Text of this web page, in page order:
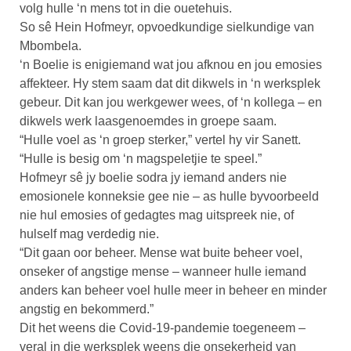
volg hulle ‘n mens tot in die ouetehuis.
So sê Hein Hofmeyr, opvoedkundige sielkundige van
Mbombela.
‘n Boelie is enigiemand wat jou afknou en jou emosies
affekteer. Hy stem saam dat dit dikwels in ‘n werksplek
gebeur. Dit kan jou werkgewer wees, of ‘n kollega – en
dikwels werk laasgenoemdes in groepe saam.
“Hulle voel as ‘n groep sterker,” vertel hy vir Sanett.
“Hulle is besig om ‘n magspeletjie te speel.”
Hofmeyr sê jy boelie sodra jy iemand anders nie
emosionele konneksie gee nie – as hulle byvoorbeeld
nie hul emosies of gedagtes mag uitspreek nie, of
hulself mag verdedig nie.
“Dit gaan oor beheer. Mense wat buite beheer voel,
onseker of angstige mense – wanneer hulle iemand
anders kan beheer voel hulle meer in beheer en minder
angstig en bekommerd.”
Dit het weens die Covid-19-pandemie toegeneem –
veral in die werksplek weens die onsekerheid van